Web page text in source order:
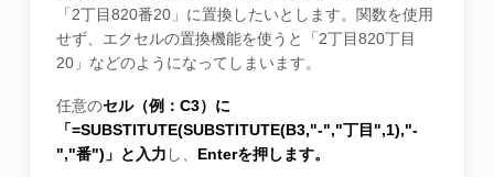
「2丁目820番20」に置換したいとします。関数を使用
せず、エクセルの置換機能を使うと「2丁目820丁目
20」などのようになってしまいます。
任意のセル（例：C3）に
「=SUBSTITUTE(SUBSTITUTE(B3,"-","丁目",1),"-
","番")」と入力 し、 Enterを押します。